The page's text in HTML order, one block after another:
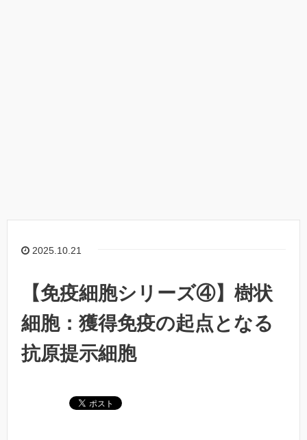
2025.10.21
【免疫細胞シリーズ④】樹状
細胞：獲得免疫の起点となる
抗原提示細胞